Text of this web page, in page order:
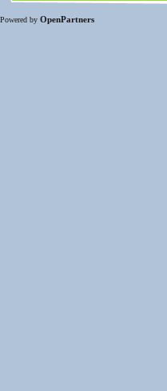
Powered by OpenPartners